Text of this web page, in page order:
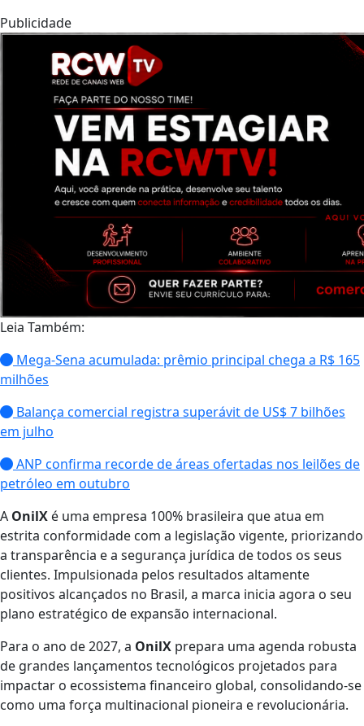
Publicidade
Leia Também:
Mega-Sena acumulada: prêmio principal chega a R$ 165
milhões
Balança comercial registra superávit de US$ 7 bilhões
em julho
ANP confirma recorde de áreas ofertadas nos leilões de
petróleo em outubro
A OnilX é uma empresa 100% brasileira que atua em
estrita conformidade com a legislação vigente, priorizando
a transparência e a segurança jurídica de todos os seus
clientes. Impulsionada pelos resultados altamente
positivos alcançados no Brasil, a marca inicia agora o seu
plano estratégico de expansão internacional.
Para o ano de 2027, a OnilX prepara uma agenda robusta
de grandes lançamentos tecnológicos projetados para
impactar o ecossistema financeiro global, consolidando-se
como uma força multinacional pioneira e revolucionária.